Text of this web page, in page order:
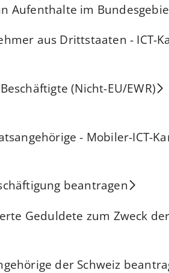
Aufenthalte im
aus Drittstaaten - ICT-
(Nicht-EU/EWR)
- Mobiler-ICT-
beantragen
Geduldete zum Zweck
der Schweiz